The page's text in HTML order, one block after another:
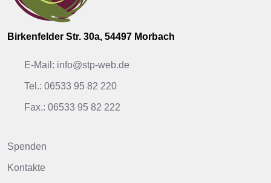
Birkenfelder Str. 30a, 54497 Morbach
E-Mail: info@stp-web.de
Tel.: 06533 95 82 220
Fax.: 06533 95 82 222
Spenden
Kontakte